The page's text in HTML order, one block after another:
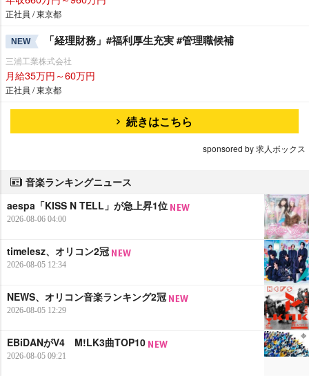
正社員 / 東京都
NEW 「経理財務」#福利厚生充実 #管理職候補
三浦工業株式会社
月給35万円～60万円
正社員 / 東京都
続きはこちら
sponsored by 求人ボックス
音楽ランキングニュース
aespa「KISS N TELL」が急上昇1位
2026-08-06 04:00
timelesz、オリコン2冠
2026-08-05 12:34
NEWS、オリコン音楽ランキング2冠
2026-08-05 12:29
EBiDANがV4 M!LK3曲TOP10
2026-08-05 09:21